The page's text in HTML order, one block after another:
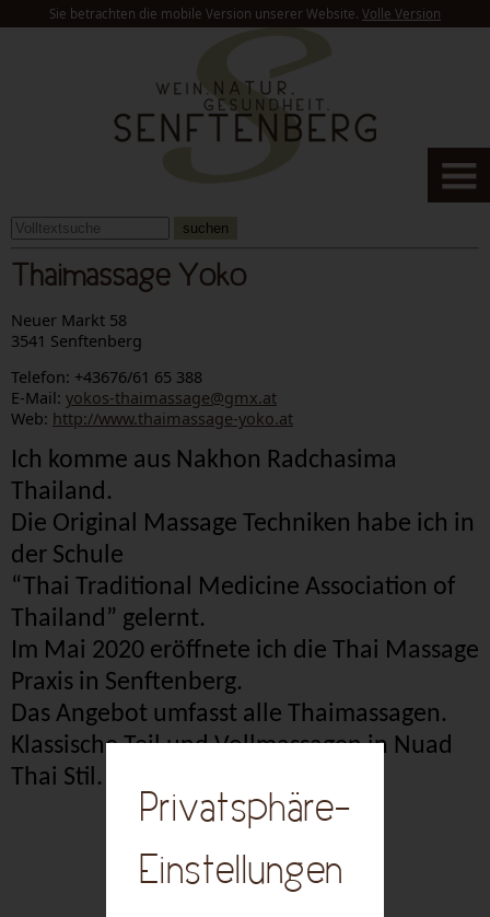
Sie betrachten die mobile Version unserer Website. Volle Version
suchen
Thaimassage Yoko
Neuer Markt 58
3541 Senftenberg
Telefon: +43676/61 65 388
E-Mail: yokos-thaimassage@gmx.at
Web: http://www.thaimassage-yoko.at
Ich komme aus Nakhon Radchasima
Thailand.
Die Original Massage Techniken habe ich in
der Schule
“Thai Traditional Medicine Association of
Thailand” gelernt.
Im Mai 2020 eröffnete ich die Thai Massage
Praxis in Senftenberg.
Das Angebot umfasst alle Thaimassagen.
Klassische TeilundVollmassagen in Nuad
Thai Stil .
Privatsphäre-
Einstellungen